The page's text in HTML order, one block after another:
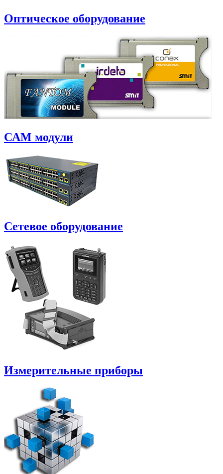
Оптическое оборудование
САM модули
Сетевое оборудование
Измерительные приборы